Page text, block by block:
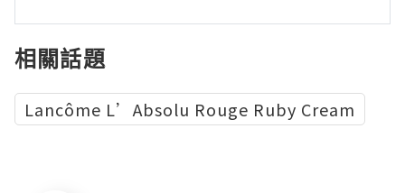
相關話題
Lancôme L’Absolu Rouge Ruby Cream